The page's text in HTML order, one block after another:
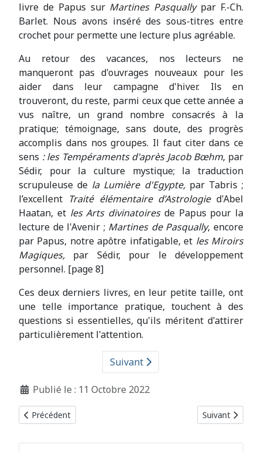
livre de Papus sur Martines Pasquallypar F.-Ch.
Barlet. Nous avons inséré des sous-titres entre
crochet pour permette une lecture plus agréable.
Au retour des vacances, nos lecteurs ne
manqueront pas d'ouvrages nouveaux pour les
aider dans leur campagne d'hiver. Ils en
trouveront, du reste, parmi ceux que cette année a
vus naître, un grand nombre consacrés à la
pratique; témoignage, sans doute, des progrès
accomplis dans nos groupes. Il faut citer dans ce
sens : les Tempéraments d'après Jacob Bœhm, par
Sédir, pour la culture mystique; la traduction
scrupuleuse de la Lumière d'Egypte, par Tabris ;
l’excellent Traité élémentaire d’Astrologie d'Abel
Haatan, et les Arts divinatoires de Papus pour la
lecture de l'Avenir ; Martines de Pasqually, encore
par Papus, notre apôtre infatigable, et les Miroirs
Magiques, par Sédir, pour le développement
personnel. [page 8]
Ces deux derniers livres, en leur petite taille, ont
une telle importance pratique, touchent à des
questions si essentielles, qu'ils méritent d'attirer
particulièrement l'attention.
Suivant
Détails
Publié le : 11 Octobre 2022
Article précédent : Bulletin 2022
Précédent Article suivant
Suivant